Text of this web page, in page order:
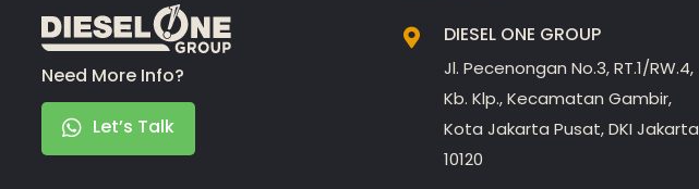
Need More Info?
Let’s Talk
DIESEL ONE GROUP
Jl. Pecenongan No.3, RT.1/RW.4,
Kb. Klp., Kecamatan Gambir,
Kota Jakarta Pusat, DKI Jakarta
10120